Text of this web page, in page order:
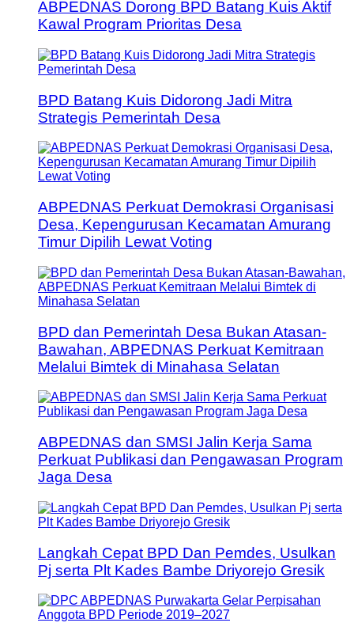
ABPEDNAS Dorong BPD Batang Kuis Aktif
Kawal Program Prioritas Desa
BPD Batang Kuis Didorong Jadi Mitra
Strategis Pemerintah Desa
ABPEDNAS Perkuat Demokrasi Organisasi
Desa, Kepengurusan Kecamatan Amurang
Timur Dipilih Lewat Voting
BPD dan Pemerintah Desa Bukan Atasan-
Bawahan, ABPEDNAS Perkuat Kemitraan
Melalui Bimtek di Minahasa Selatan
ABPEDNAS dan SMSI Jalin Kerja Sama
Perkuat Publikasi dan Pengawasan Program
Jaga Desa
Langkah Cepat BPD Dan Pemdes, Usulkan
Pj serta Plt Kades Bambe Driyorejo Gresik